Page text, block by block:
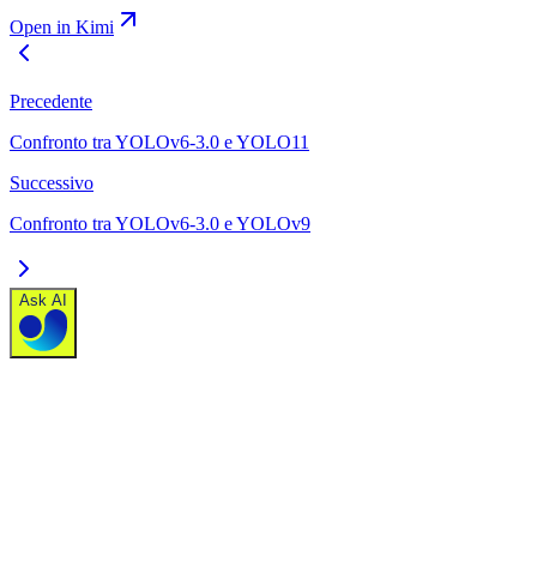
Open in Kimi
Precedente
Confronto tra YOLOv6-3.0 e YOLO11
Successivo
Confronto tra YOLOv6-3.0 e YOLOv9
Ask AI